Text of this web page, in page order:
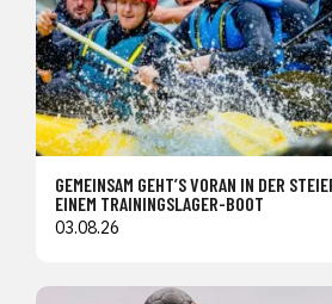
GEMEINSAM GEHT’S VORAN IN DER
EINEM TRAININGSLAGER-BOOT
03.08.26